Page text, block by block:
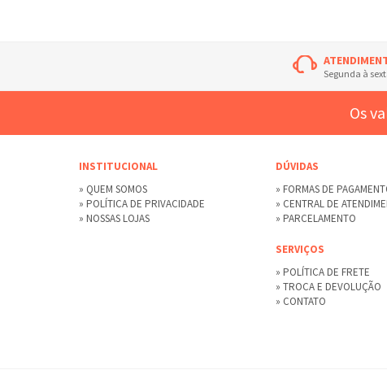
Segunda à
Os
INSTITUCIONAL
» QUEM SOMOS
» POLÍTICA DE PRIVACIDADE
» NOSSAS LOJAS
DÚVIDAS
» FORMAS DE
» CENTRAL DE
» PARCELAMENTO
SERVIÇOS
» POLÍTICA DE FRETE
» TROCA E DEVOLUÇÃO
» CONTATO